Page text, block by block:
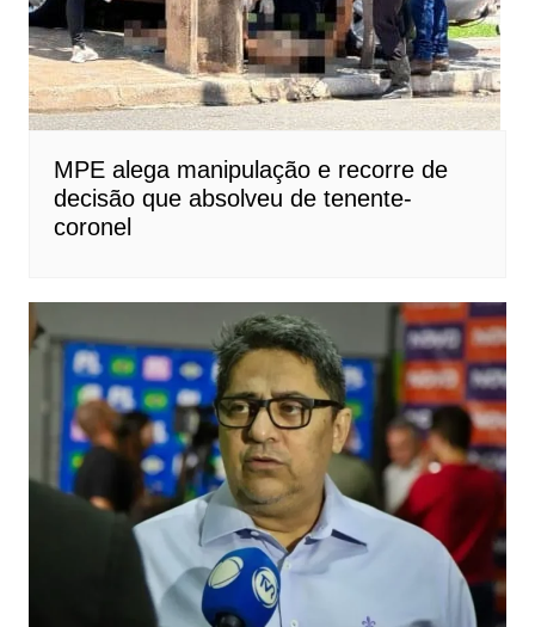
MPE alega manipulação e recorre de
decisão que absolveu de tenente-
coronel